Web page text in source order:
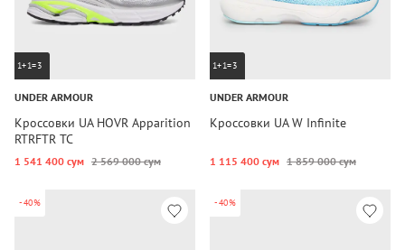
1+1=3
UNDER ARMOUR
Кроссовки UA HOVR Apparition
RTRFTR TC
1 541 400 сум 2 569 000 сум
1+1=3
UNDER ARMOUR
Кроссовки UA W Infinite
1 115 400 сум 1 859 000 сум
-40% -40%